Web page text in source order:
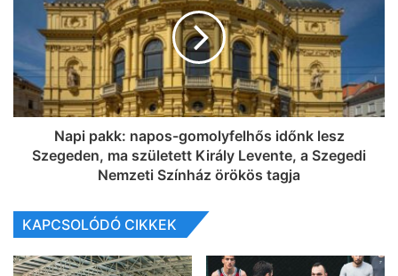
Napi pakk: napos-gomolyfelhős időnk lesz
Szegeden, ma született Király Levente, a Szegedi
Nemzeti Színház örökös tagja
KAPCSOLÓDÓ CIKKEK